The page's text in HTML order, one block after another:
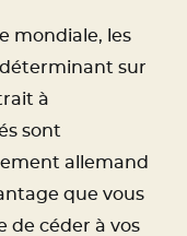
mondiale, les
sur
à
sont
allemand
que vous
de céder à vos